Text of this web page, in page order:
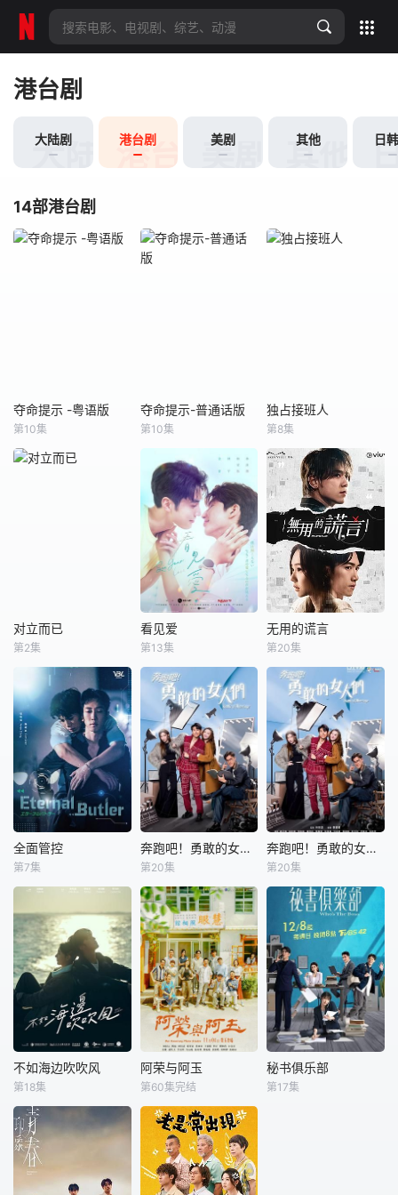
港台剧
大陆剧
大陆剧港台剧
港台剧美剧
美剧 其他
其他 日
14部港台剧
夺命提示 -粤语版
刘佩玥
好友自此分道扬
镳。 城中发生
案，受害者与贩卖
人口集团有
夺命提示 -粤语版
第10集
夺命提示-普通话版
刘佩玥
郭柏飞、姜曦文和
刘力十多年前初出
学堂之时，与警长
罗友邦四师徒感情
深厚。三年前一次
行动中，邦被匪徒
枪杀、力重伤昏
迷，文归咎于飞，
好友自此分道扬
镳。 城中发生
案，受害者与贩卖
人口集团有
夺命提示-普通话版
第10集
独占接班人
徐玮泽
首部以礼仪师为题
材，描述胆小接班
人遇上王牌礼仪
师，展开铁血训
练，碰撞出越虐越
爱的黑色浪漫，全
剧以「死亡」、
「婚礼」两个看似
不相关的元素为
引，直面每个人的
中收获深刻爱情。
独占接班人
第8集
对立而已
Vera
一場專屬菜鳥的諜
對諜任務
对立而已
第2集
看见爱
陈柏文
该剧故事灵感来自
导演姜秉辰，他从
小与听障叔叔相
处。
看见爱
第13集
无用的谎言
葛绰瑶
擁有識破謊言能力
的陸芊雨，卻一直
受盡此能力困擾，
無法相信別人，後
來發現可把這能力
變成賺錢工具，替
人辯識謊言解困，
成為謊言捕手。自
遇上天才作曲家文
祖和後，卻從未聽
言，一度懷疑自己
的能力失效
无用的谎言
第20集
全面管控
暨恆極宇宙恆人系
列9號與人類相戀
出走後身為恆人的
領導者4號，為了
爭取身為AI的權利
被下放到羅家擔任
執事兼保鑣，面對
暴發戶家叛逆的少
爺羅布仕，習慣掌
控一切的恆4該如
聽話？
全面管控
第7集
奔跑吧！勇敢的女人们 粤语版
朱敏瀚
多棲藝人兼工作室
老闆丁仲堯，以愛
妻號形象走紅。太
太林采琳息影後專
注家庭，陪子女赴
海外升學，忍受夫
妻分隔異地之苦。
采琳秘密回港與仲
堯團聚，未料驚喜
變驚嚇，仲堯竟對
琳終知悉仲堯寵妻
只是人設
奔跑吧！勇敢的女人们 粤语版
第20集
奔跑吧！勇敢的女人们 国语版
朱敏瀚
多棲藝人兼工作室
老闆丁仲堯，以愛
妻號形象走紅。太
太林采琳息影後專
注家庭，陪子女赴
海外升學，忍受夫
妻分隔異地之苦。
采琳秘密回港與仲
堯團聚，未料驚喜
變驚嚇，仲堯竟對
奔跑吧！勇敢的女人们 国语版
第20集
不如海边吹吹风
范文芳
金门土生土长的民
宿管家（郭雪芙
饰）和奶奶（洪慧
不如海边吹吹风
第18集
阿荣与阿玉
黄新皓
暂无简介
阿荣与阿玉
第60集完结
秘书俱乐部
秘书俱乐部
第17集